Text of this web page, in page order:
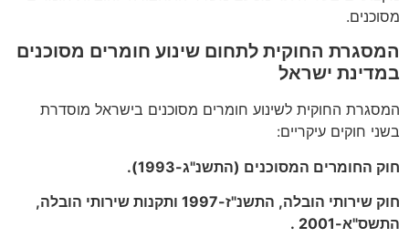
מסוכנים.
המסגרת החוקית לתחום שינוע חומרים מסוכנים
במדינת ישראל
המסגרת החוקית לשינוע חומרים מסוכנים בישראל מוסדרת
בשני חוקים עיקריים:
חוק החומרים המסוכנים (התשנ"ג-1993).
חוק שירותי הובלה, התשנ"ז-1997 ותקנות שירותי הובלה,
התשס"א-2001 .